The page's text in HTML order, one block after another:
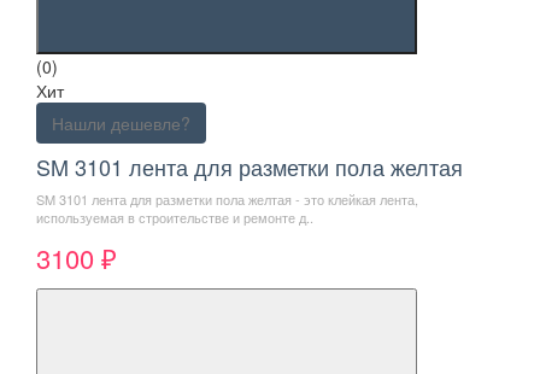
(0)
Хит
Нашли дешевле?
SM 3101 лента для разметки пола желтая
SM 3101 лента для разметки пола желтая - это клейкая лента,
используемая в строительстве и ремонте д..
3100 ₽